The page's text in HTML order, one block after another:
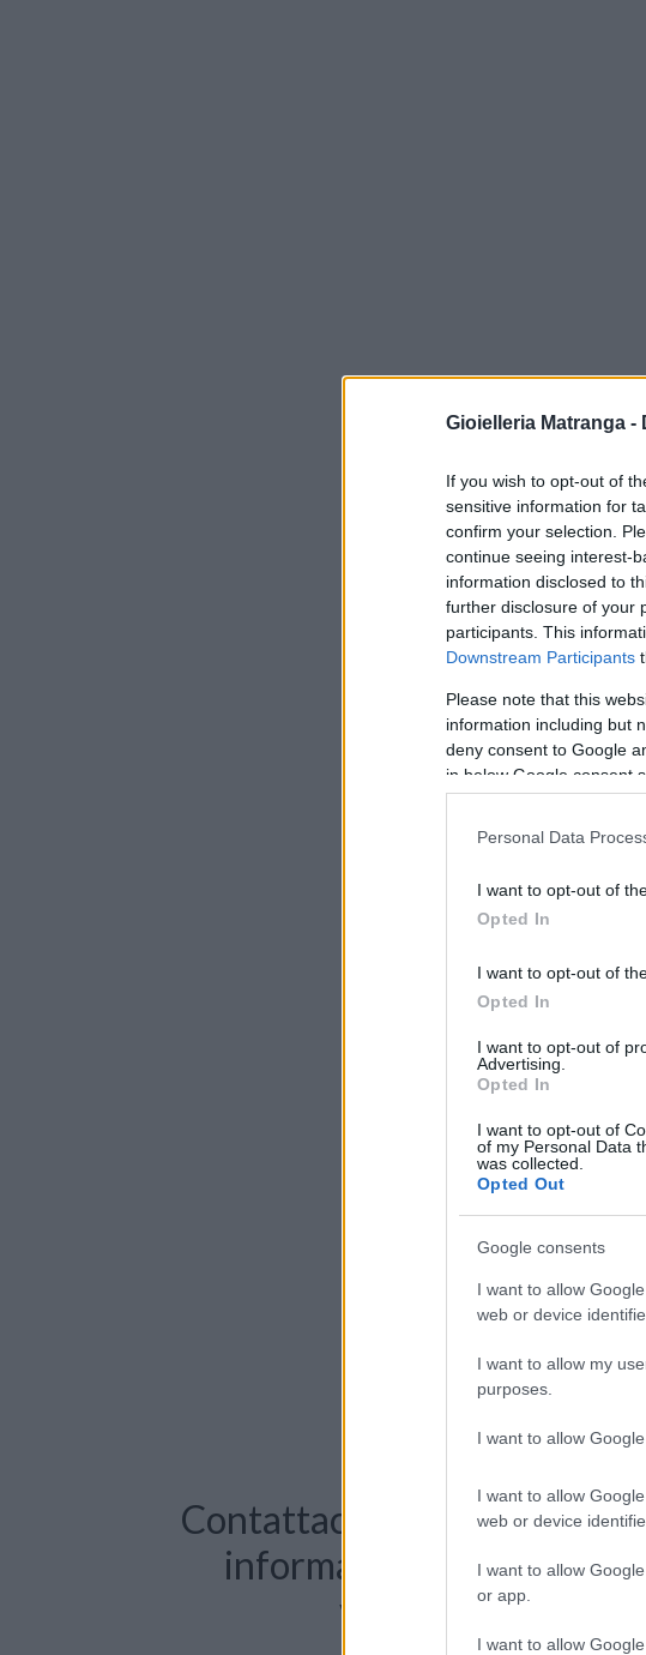
Gioielleria Matranga -
If you wish to opt-out of
sensitive information for
confirm your selection.
continue seeing interest-
information disclosed to
further disclosure of your
participants. This
Downstream Participants
Please note that this
information including but
deny consent to Google
in below Google consent
Personal Data
I want to opt-out of
Opted In
I want to opt-out of
Opted In
I want to opt-out of
Advertising.
Opted In
I want to opt-out of
of my Personal Data
was collected.
Opted Out
Google consents
I want to allow
web or device
I want to allow my
purposes.
I want to allow
I want to allow
web or device
I want to allow
or app.
I want to allow
Contattaci per richiedere
informazioni o prenotare
videochiamata: